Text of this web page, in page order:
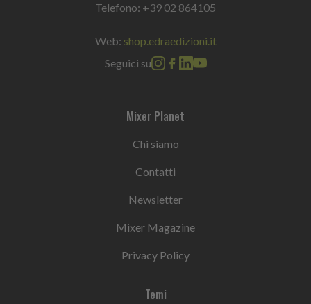
Telefono: +39 02 864105
Web: shop.edraedizioni.it
Seguici su
Mixer Planet
Chi siamo
Contatti
Newsletter
Mixer Magazine
Privacy Policy
Temi